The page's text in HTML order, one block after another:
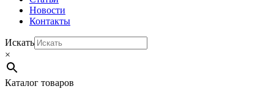
Новости
Контакты
Искать
×
Каталог товаров